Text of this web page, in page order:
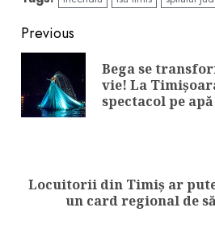
Continue
Reading
Previous
Bega se
vie! La
spectacol pe
Next
Locuitorii din Timiș ar
un card regional de